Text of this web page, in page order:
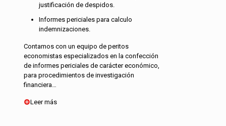
justificación de despidos.
Informes periciales para calculo
indemnizaciones.
Contamos con un equipo de peritos
economistas especializados en la confección
de informes periciales de carácter económico,
para procedimientos de investigación
financiera…
Leer más